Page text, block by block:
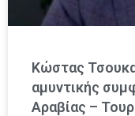
Κώστας
αμυντικής
Αραβίας –